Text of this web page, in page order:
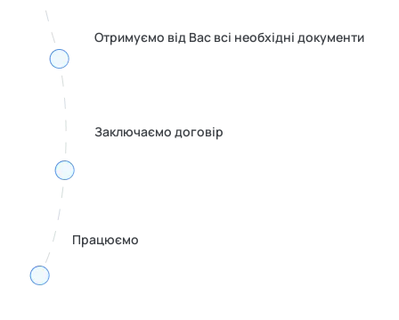
Отримуємо від Вас всі необхідні документи
Заключаємо договір
Працюємо